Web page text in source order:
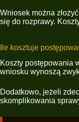
Wniosek można
się do rozprawy.
Ile kosztuje
Koszty postępowania
wniosku wynoszą
Dodatkowo, jeżeli
skomplikowania